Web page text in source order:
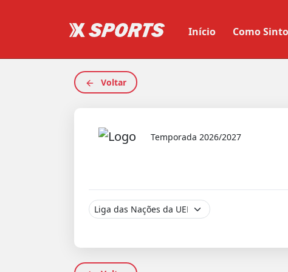
Início Como
Voltar
Temporada 2026/2027